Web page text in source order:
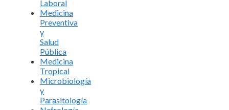
Laboral
Medicina
Preventiva
y
Salud
Pública
Medicina
Tropical
Microbiología
y
Parasitología